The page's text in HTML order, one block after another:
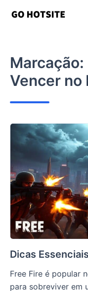
Marcação:
Vencer no
Dicas
Free Fire é popular
para sobreviver em